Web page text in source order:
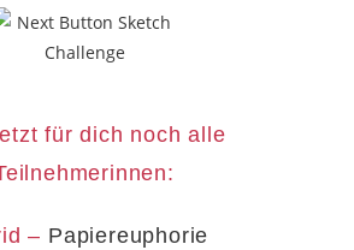
für dich noch alle
– Papiereuphorie